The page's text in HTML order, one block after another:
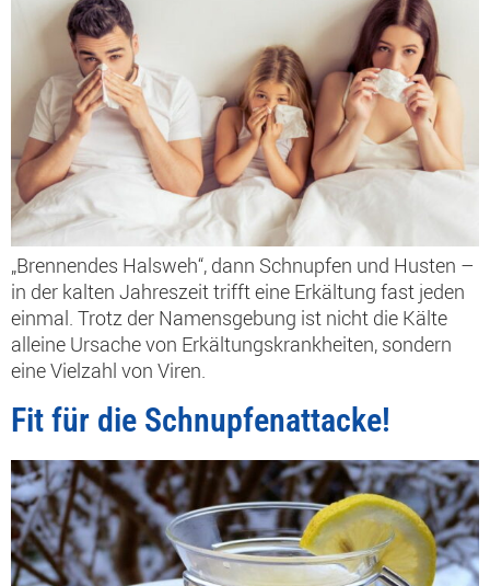
„Brennendes Halsweh“, dann Schnupfen und Husten –
in der kalten Jahreszeit trifft eine Erkältung fast jeden
einmal. Trotz der Namensgebung ist nicht die Kälte
alleine Ursache von Erkältungskrankheiten, sondern
eine Vielzahl von Viren.
Fit für die Schnupfenattacke!